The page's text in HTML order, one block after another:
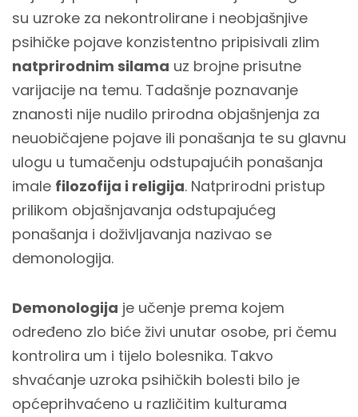
su uzroke za nekontrolirane i neobjašnjive
psihičke pojave konzistentno pripisivali zlim
natprirodnim silama uz brojne prisutne
varijacije na temu. Tadašnje poznavanje
znanosti nije nudilo prirodna objašnjenja za
neuobičajene pojave ili ponašanja te su glavnu
ulogu u tumačenju odstupajućih ponašanja
imale filozofija i religija. Natprirodni pristup
prilikom objašnjavanja odstupajućeg
ponašanja i doživljavanja nazivao se
demonologija.
Demonologija je učenje prema kojem
određeno zlo biće živi unutar osobe, pri čemu
kontrolira um i tijelo bolesnika. Takvo
shvaćanje uzroka psihičkih bolesti bilo je
općeprihvaćeno u različitim kulturama